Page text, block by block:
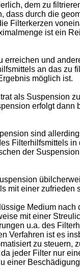
dem zu
dass durch die
Filterkerzen
ist ein
und
an das
möglich ist.
als Suspension
erfolgt
sind
Filterhilfsmittels
der
mit einer zufrieden
Medium
mit einer
u.a. des
Verfahren ist es
zu
jeder Filter nur
einer